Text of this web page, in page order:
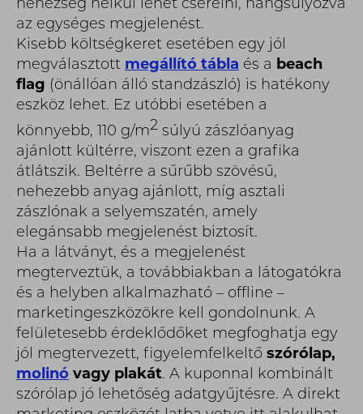
nehézség nélkül lehet cserélni, hangsúlyozva
az egységes megjelenést.
Kisebb költségkeret esetében egy jól
megválasztott megállító tábla és a beach
flag (önállóan álló standzászló) is hatékony
eszköz lehet. Ez utóbbi esetében a
könnyebb, 110 g/m2 súlyú zászlóanyag
ajánlott kültérre, viszont ezen a grafika
átlátszik. Beltérre a sűrűbb szövésű,
nehezebb anyag ajánlott, míg asztali
zászlónak a selyemszatén, amely
elegánsabb megjelenést biztosít.
Ha a látványt, és a megjelenést
megterveztük, a továbbiakban a látogatókra
és a helyben alkalmazható – offline –
marketingeszközökre kell gondolnunk. A
felületesebb érdeklődőket megfoghatja egy
jól megtervezett, figyelemfelkeltő szórólap,
molinó vagy plakát. A kuponnal kombinált
szórólap jó lehetőség adatgyűjtésre. A direkt